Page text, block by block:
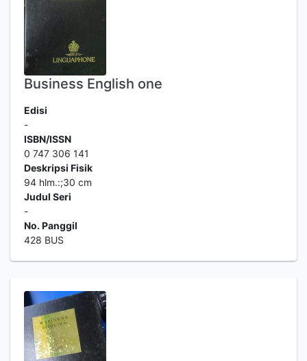
Business English one
Edisi
-
ISBN/ISSN
0 747 306 141
Deskripsi Fisik
94 hlm.:;30 cm
Judul Seri
-
No. Panggil
428 BUS